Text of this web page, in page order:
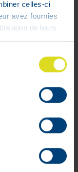
celles-ci
avez fournies
de leurs